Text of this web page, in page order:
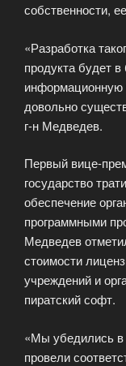
собственности,
«Разработка
продукта будет
информационную
довольно
г-н Медведев.
Первый вице-
государство
обеспечение
программными
Медведев
стоимости
учреждений и
пиратский софт.
«Мы убедились в
провели